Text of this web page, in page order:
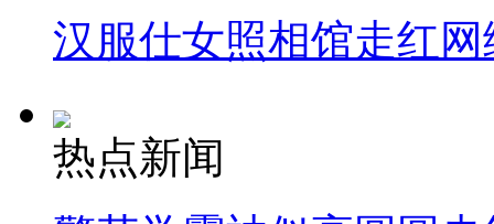
汉服仕女照相馆走红网
热点新闻